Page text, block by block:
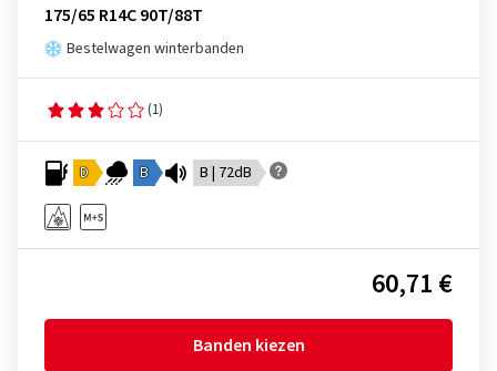
175/65 R14C 90T/88T
Bestelwagen winterbanden
(1)
D B B | 72dB
60,71 €
Banden kiezen